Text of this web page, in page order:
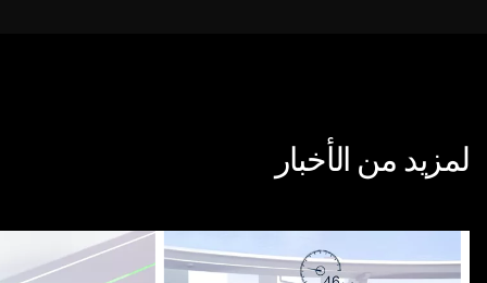
لمزيد من الأخبار